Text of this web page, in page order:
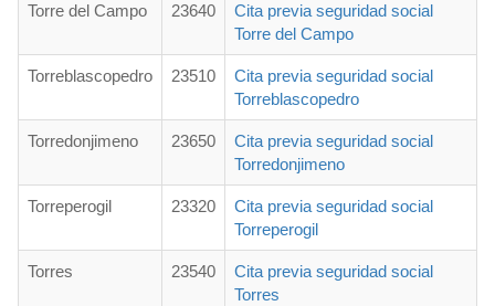
Torre del Campo 23640
Cita previa seguridad social
Torre del Campo
Torreblascopedro 23510
Cita previa seguridad social
Torreblascopedro
Torredonjimeno 23650
Cita previa seguridad social
Torredonjimeno
Torreperogil 23320
Cita previa seguridad social
Torreperogil
Torres 23540
Cita previa seguridad social
Torres